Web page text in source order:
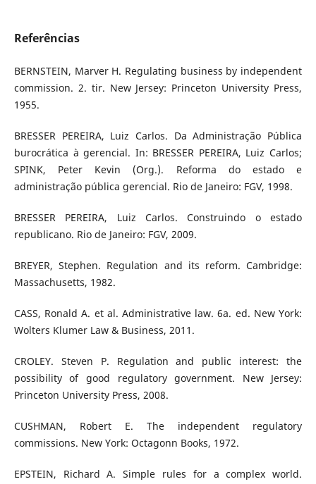
Referências
BERNSTEIN, Marver H. Regulating business by independent
commission. 2. tir. New Jersey: Princeton University Press,
1955.
BRESSER PEREIRA, Luiz Carlos. Da Administração Pública
burocrática à gerencial. In: BRESSER PEREIRA, Luiz Carlos;
SPINK, Peter Kevin (Org.). Reforma do estado e
administração pública gerencial. Rio de Janeiro: FGV, 1998.
BRESSER PEREIRA, Luiz Carlos. Construindo o estado
republicano. Rio de Janeiro: FGV, 2009.
BREYER, Stephen. Regulation and its reform. Cambridge:
Massachusetts, 1982.
CASS, Ronald A. et al. Administrative law. 6a. ed. New York:
Wolters Klumer Law & Business, 2011.
CROLEY. Steven P. Regulation and public interest: the
possibility of good regulatory government. New Jersey:
Princeton University Press, 2008.
CUSHMAN, Robert E. The independent regulatory
commissions. New York: Octagonn Books, 1972.
EPSTEIN, Richard A. Simple rules for a complex world.